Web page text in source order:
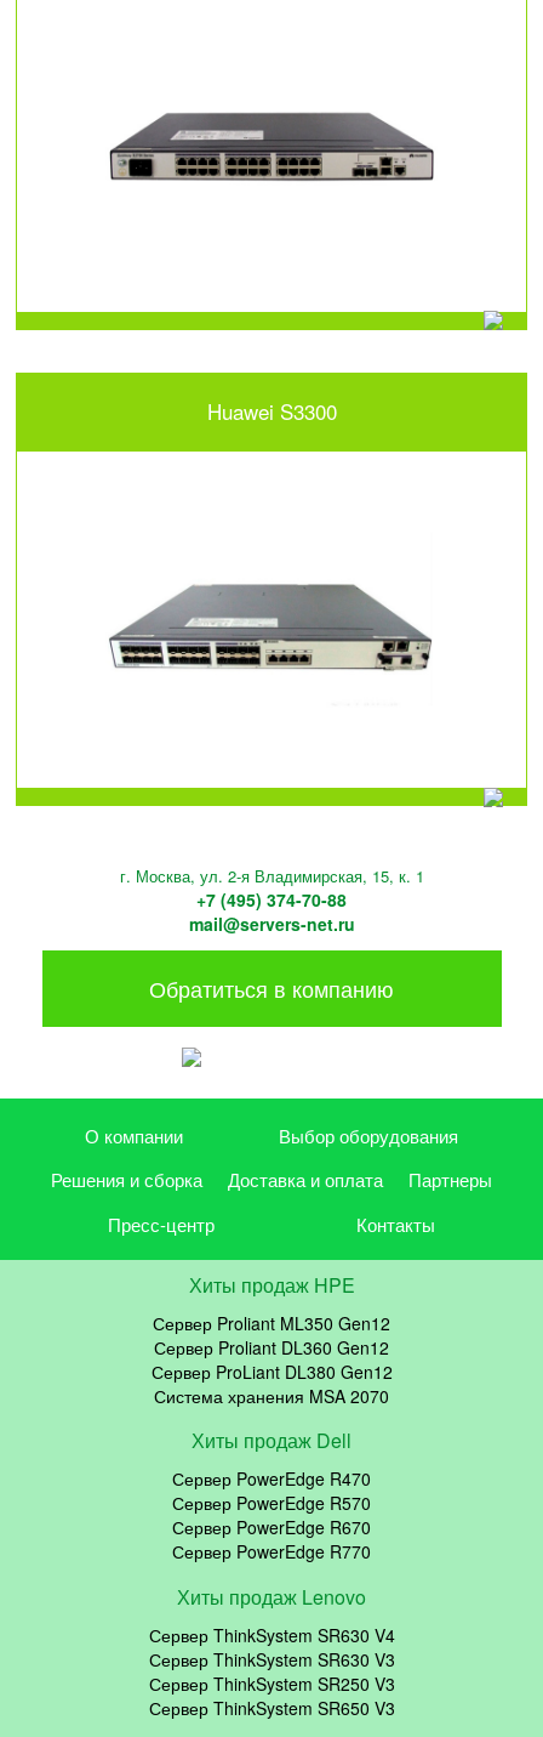
Huawei S3300
г. Москва, ул. 2-я Владимирская, 15, к. 1
+7 (495) 374-70-88
mail@servers-net.ru
Обратиться в компанию
О компании
Выбор оборудования
Решения и сборка
Доставка и оплата
Партнеры
Пресс-центр
Контакты
Хиты продаж HPE
Сервер Proliant ML350 Gen12
Сервер Proliant DL360 Gen12
Сервер ProLiant DL380 Gen12
Система хранения MSA 2070
Хиты продаж Dell
Сервер PowerEdge R470
Сервер PowerEdge R570
Сервер PowerEdge R670
Сервер PowerEdge R770
Хиты продаж Lenovo
Сервер ThinkSystem SR630 V4
Сервер ThinkSystem SR630 V3
Сервер ThinkSystem SR250 V3
Сервер ThinkSystem SR650 V3